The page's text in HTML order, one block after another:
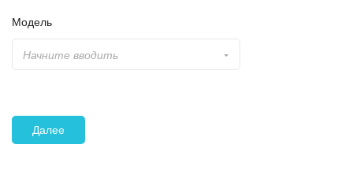
Модель
Начните вводить
Далее